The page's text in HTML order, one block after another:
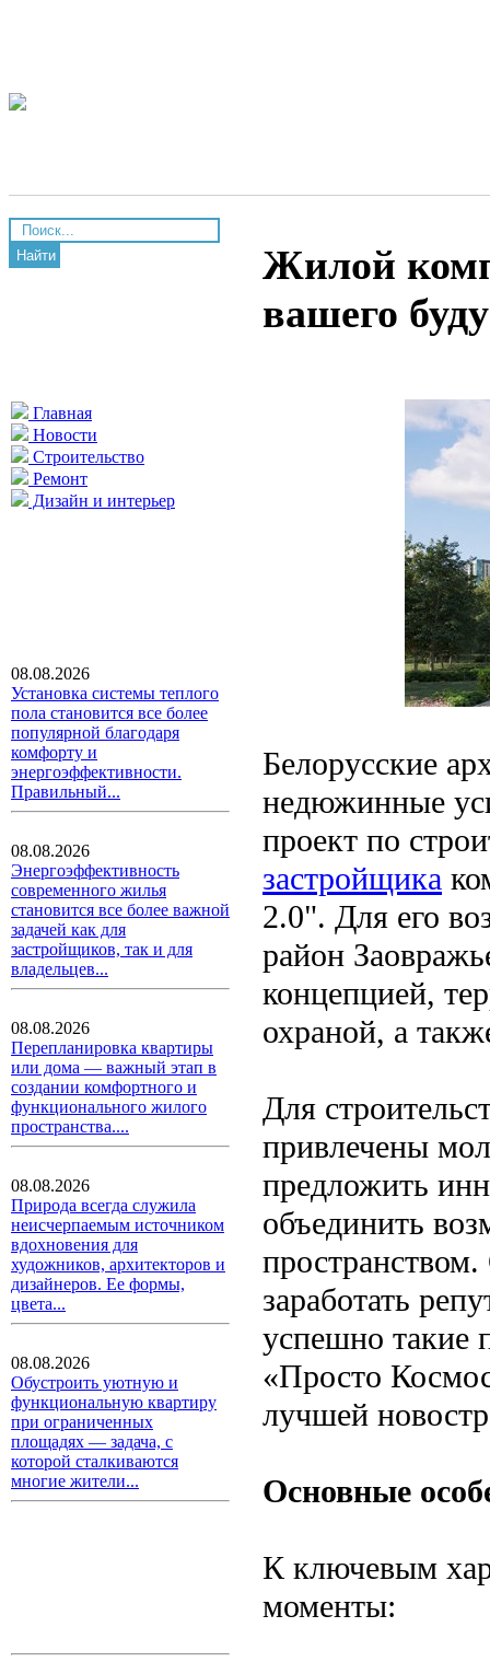
Найти
Главная
Новости
Строительство
Ремонт
Дизайн и интерьер
08.08.2026
Установка системы теплого
пола становится все более
популярной благодаря
комфорту и
энергоэффективности.
Правильный...
08.08.2026
Энергоэффективность
современного жилья
становится все более важной
задачей как для
застройщиков, так и для
владельцев...
08.08.2026
Перепланировка квартиры
или дома — важный этап в
создании комфортного и
функционального жилого
пространства....
08.08.2026
Природа всегда служила
неисчерпаемым источником
вдохновения для
художников, архитекторов и
дизайнеров. Ее формы,
цвета...
08.08.2026
Обустроить уютную и
функциональную квартиру
при ограниченных
площадях — задача, с
которой сталкиваются
многие жители...
Жилой
вашего
Белорусские
недюжинные
проект по
застройщика
2.0". Для его
район
концепцией,
охраной, а
Для
привлечены
предложить
объединить
заработать
успешно такие
«Просто
лучшей
Основные
К ключевым
моменты: